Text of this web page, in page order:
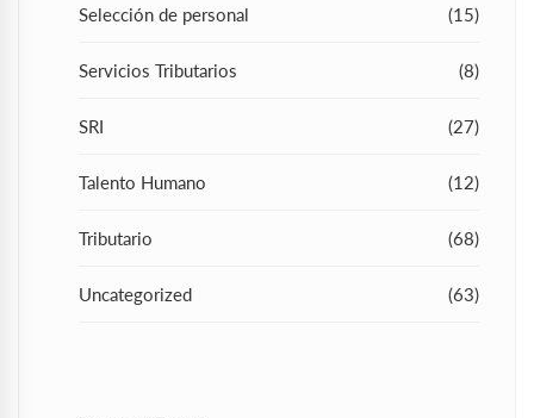
Selección de personal (15)
Servicios Tributarios (8)
SRI (27)
Talento Humano (12)
Tributario (68)
Uncategorized (63)